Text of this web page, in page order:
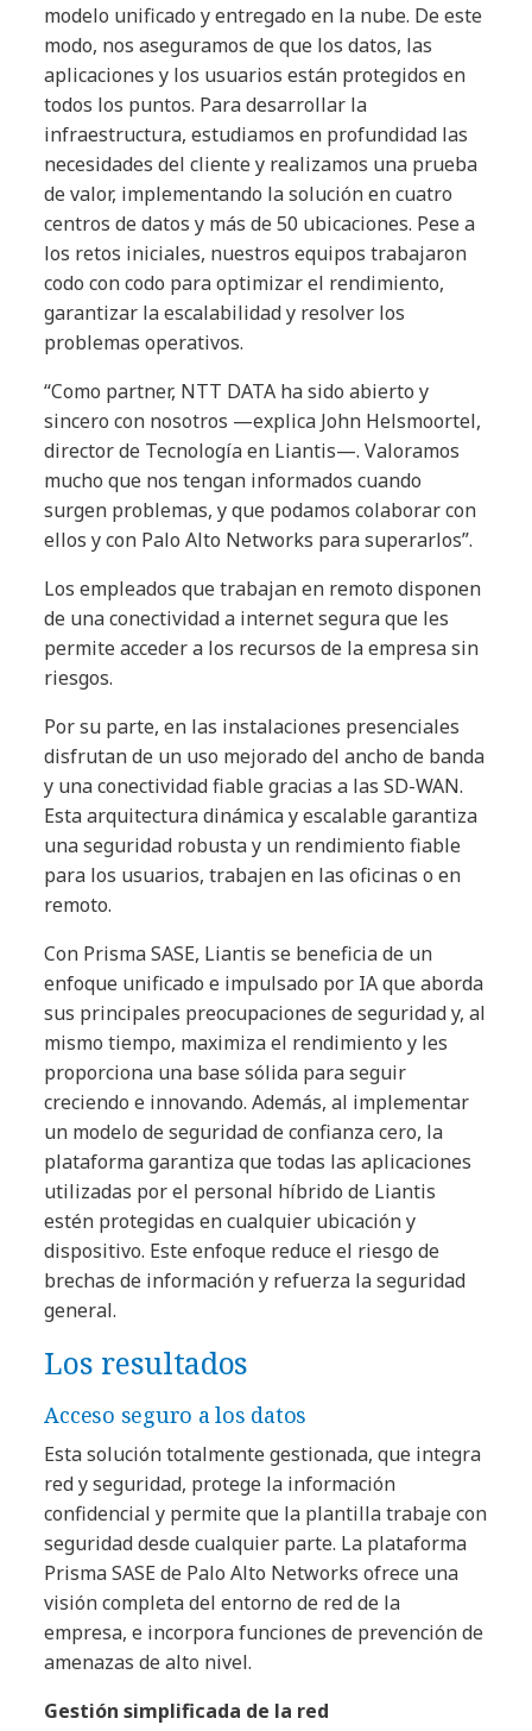
modelo unificado y entregado en la nube. De este
modo, nos aseguramos de que los datos, las
aplicaciones y los usuarios están protegidos en
todos los puntos. Para desarrollar la
infraestructura, estudiamos en profundidad las
necesidades del cliente y realizamos una prueba
de valor, implementando la solución en cuatro
centros de datos y más de 50 ubicaciones. Pese a
los retos iniciales, nuestros equipos trabajaron
codo con codo para optimizar el rendimiento,
garantizar la escalabilidad y resolver los
problemas operativos.
“Como partner, NTT DATA ha sido abierto y
sincero con nosotros —explica John Helsmoortel,
director de Tecnología en Liantis—. Valoramos
mucho que nos tengan informados cuando
surgen problemas, y que podamos colaborar con
ellos y con Palo Alto Networks para superarlos”.
Los empleados que trabajan en remoto disponen
de una conectividad a internet segura que les
permite acceder a los recursos de la empresa sin
riesgos.
Por su parte, en las instalaciones presenciales
disfrutan de un uso mejorado del ancho de banda
y una conectividad fiable gracias a las SD-WAN.
Esta arquitectura dinámica y escalable garantiza
una seguridad robusta y un rendimiento fiable
para los usuarios, trabajen en las oficinas o en
remoto.
Con Prisma SASE, Liantis se beneficia de un
enfoque unificado e impulsado por IA que aborda
sus principales preocupaciones de seguridad y, al
mismo tiempo, maximiza el rendimiento y les
proporciona una base sólida para seguir
creciendo e innovando. Además, al implementar
un modelo de seguridad de confianza cero, la
plataforma garantiza que todas las aplicaciones
utilizadas por el personal híbrido de Liantis
estén protegidas en cualquier ubicación y
dispositivo. Este enfoque reduce el riesgo de
brechas de información y refuerza la seguridad
general.
Los resultados
Acceso seguro a los datos
Esta solución totalmente gestionada, que integra
red y seguridad, protege la información
confidencial y permite que la plantilla trabaje con
seguridad desde cualquier parte. La plataforma
Prisma SASE de Palo Alto Networks ofrece una
visión completa del entorno de red de la
empresa, e incorpora funciones de prevención de
amenazas de alto nivel.
Gestión simplificada de la red